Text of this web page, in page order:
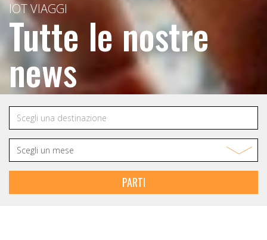
IOT VIAGGI
Tutte le nostre
news
PARTI